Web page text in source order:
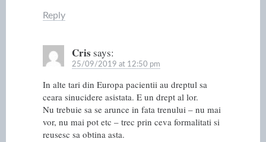
Reply
Cris says:
25/09/2019 at 12:50 pm
In alte tari din Europa pacientii au dreptul sa
ceara sinucidere asistata. E un drept al lor.
Nu trebuie sa se arunce in fata trenului – nu mai
vor, nu mai pot etc – trec prin ceva formalitati si
reusesc sa obtina asta.